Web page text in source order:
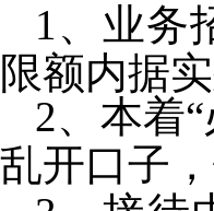
1 、业务
限额内据
2、本着
乱开口子